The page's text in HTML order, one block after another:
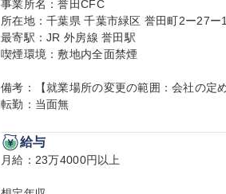
事業所名：誉田CFC
所在地：千葉県 千葉市緑区 誉田町2ー27ー
最寄駅：JR 外房線 誉田駅
喫煙環境：敷地内全面禁煙
備考：【就業場所の変更の範囲：会社の定
転勤：当面無
給与
月給：23万4000円以上